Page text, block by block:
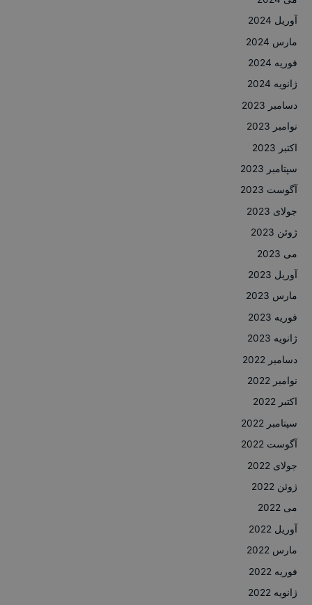
آوریل 2024
مارس 2024
فوریه 2024
ژانویه 2024
دسامبر 2023
نوامبر 2023
اکتبر 2023
سپتامبر 2023
آگوست 2023
جولای 2023
ژوئن 2023
می 2023
آوریل 2023
مارس 2023
فوریه 2023
ژانویه 2023
دسامبر 2022
نوامبر 2022
اکتبر 2022
سپتامبر 2022
آگوست 2022
جولای 2022
ژوئن 2022
می 2022
آوریل 2022
مارس 2022
فوریه 2022
ژانویه 2022